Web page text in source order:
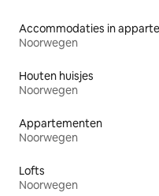
Noorwegen
Houten huisjes
Noorwegen
Appartementen
Noorwegen
Lofts
Noorwegen